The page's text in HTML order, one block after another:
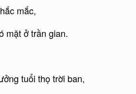
mắc,
mặt ở trần gian.
tuổi thọ trời ban,